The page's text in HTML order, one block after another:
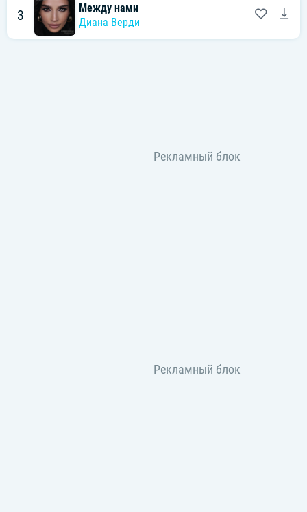
3
Между нами
Диана Верди